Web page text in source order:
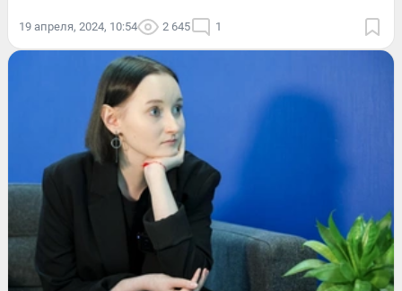
19 апреля, 2024, 10:54 2 645 1